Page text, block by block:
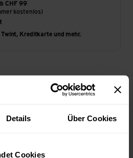
Details Über Cookies
Cookies
CHF 99
kostenlos)
Kreditkarte und mehr.